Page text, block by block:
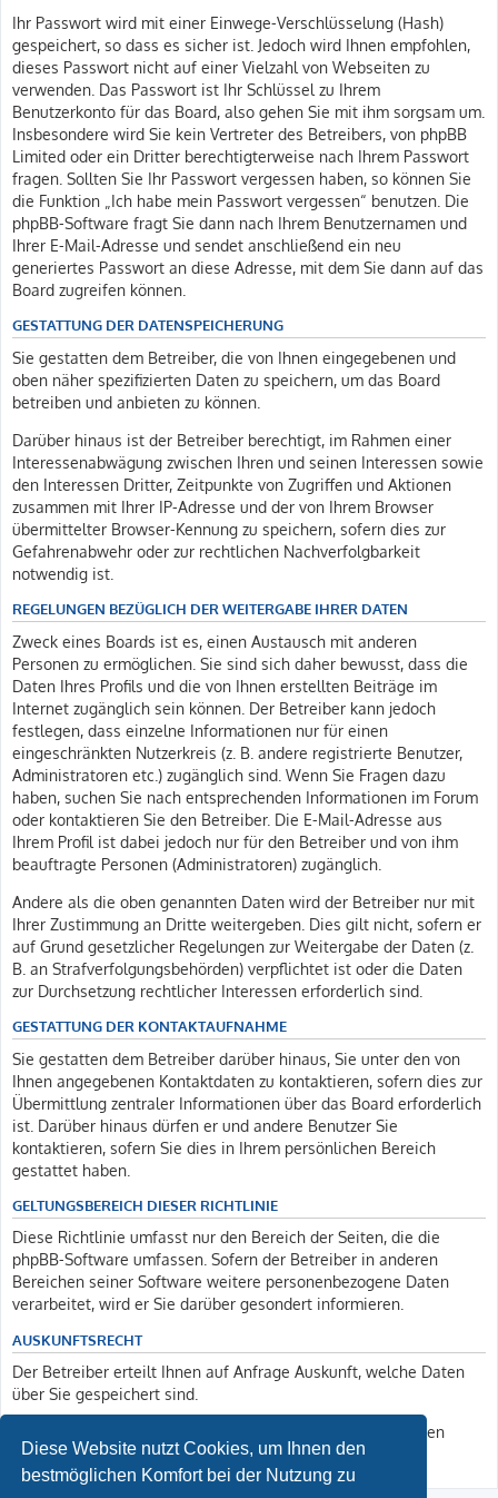
Diese Website nutzt Cookies, um Ihnen den
bestmöglichen Komfort bei der Nutzung zu
Ihr Passwort wird mit einer Einwege-Verschlüsselung (Hash)
gespeichert, so dass es sicher ist. Jedoch wird Ihnen empfohlen,
dieses Passwort nicht auf einer Vielzahl von Webseiten zu
verwenden. Das Passwort ist Ihr Schlüssel zu Ihrem
Benutzerkonto für das Board, also gehen Sie mit ihm sorgsam um.
Insbesondere wird Sie kein Vertreter des Betreibers, von phpBB
Limited oder ein Dritter berechtigterweise nach Ihrem Passwort
fragen. Sollten Sie Ihr Passwort vergessen haben, so können Sie
die Funktion „Ich habe mein Passwort vergessen“ benutzen. Die
phpBB-Software fragt Sie dann nach Ihrem Benutzernamen und
Ihrer E-Mail-Adresse und sendet anschließend ein neu
generiertes Passwort an diese Adresse, mit dem Sie dann auf das
Board zugreifen können.
GESTATTUNG DER DATENSPEICHERUNG
Sie gestatten dem Betreiber, die von Ihnen eingegebenen und
oben näher spezifizierten Daten zu speichern, um das Board
betreiben und anbieten zu können.
Darüber hinaus ist der Betreiber berechtigt, im Rahmen einer
Interessenabwägung zwischen Ihren und seinen Interessen sowie
den Interessen Dritter, Zeitpunkte von Zugriffen und Aktionen
zusammen mit Ihrer IP-Adresse und der von Ihrem Browser
übermittelter Browser-Kennung zu speichern, sofern dies zur
Gefahrenabwehr oder zur rechtlichen Nachverfolgbarkeit
notwendig ist.
REGELUNGEN BEZÜGLICH DER WEITERGABE IHRER DATEN
Zweck eines Boards ist es, einen Austausch mit anderen
Personen zu ermöglichen. Sie sind sich daher bewusst, dass die
Daten Ihres Profils und die von Ihnen erstellten Beiträge im
Internet zugänglich sein können. Der Betreiber kann jedoch
festlegen, dass einzelne Informationen nur für einen
eingeschränkten Nutzerkreis (z. B. andere registrierte Benutzer,
Administratoren etc.) zugänglich sind. Wenn Sie Fragen dazu
haben, suchen Sie nach entsprechenden Informationen im Forum
oder kontaktieren Sie den Betreiber. Die E-Mail-Adresse aus
Ihrem Profil ist dabei jedoch nur für den Betreiber und von ihm
beauftragte Personen (Administratoren) zugänglich.
Andere als die oben genannten Daten wird der Betreiber nur mit
Ihrer Zustimmung an Dritte weitergeben. Dies gilt nicht, sofern er
auf Grund gesetzlicher Regelungen zur Weitergabe der Daten (z.
B. an Strafverfolgungsbehörden) verpflichtet ist oder die Daten
zur Durchsetzung rechtlicher Interessen erforderlich sind.
GESTATTUNG DER KONTAKTAUFNAHME
Sie gestatten dem Betreiber darüber hinaus, Sie unter den von
Ihnen angegebenen Kontaktdaten zu kontaktieren, sofern dies zur
Übermittlung zentraler Informationen über das Board erforderlich
ist. Darüber hinaus dürfen er und andere Benutzer Sie
kontaktieren, sofern Sie dies in Ihrem persönlichen Bereich
gestattet haben.
GELTUNGSBEREICH DIESER RICHTLINIE
Diese Richtlinie umfasst nur den Bereich der Seiten, die die
phpBB-Software umfassen. Sofern der Betreiber in anderen
Bereichen seiner Software weitere personenbezogene Daten
verarbeitet, wird er Sie darüber gesondert informieren.
AUSKUNFTSRECHT
Der Betreiber erteilt Ihnen auf Anfrage Auskunft, welche Daten
über Sie gespeichert sind.
Sie können jederzeit die Löschung bzw. Sperrung Ihrer Daten
verlangen. Kontaktieren Sie hierzu bitte den Betreiber.